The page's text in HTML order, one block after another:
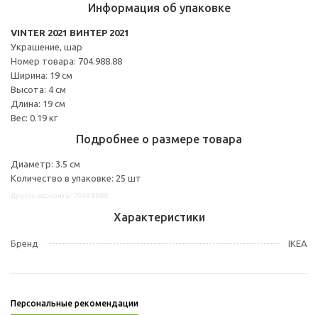
Информация об упаковке
VINTER 2021 ВИНТЕР 2021
Украшение, шар
Номер товара: 704.988.88
Ширина: 19 см
Высота: 4 см
Длина: 19 см
Вес: 0.19 кг
Подробнее о размере товара
Диаметр: 3.5 см
Количество в упаковке: 25 шт
Характеристики
Бренд IKEA
Персональные рекомендации